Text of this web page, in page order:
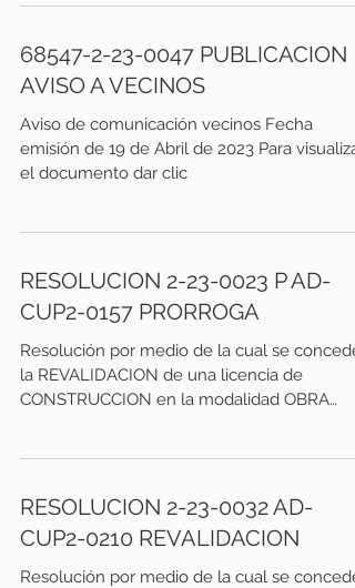
68547-2-23-0047 PUBLICACION
AVISO A VECINOS
Aviso de comunicación vecinos Fecha
emisión de 19 de Abril de 2023 Para visualizar
el documento dar clic
RESOLUCION 2-23-0023 P AD-
CUP2-0157 PRORROGA
Resolución por medio de la cual se concede
la REVALIDACION de una licencia de
CONSTRUCCION en la modalidad OBRA
RESOLUCION 2-23-0032 AD-
CUP2-0210 REVALIDACION
Resolución por medio de la cual se concede